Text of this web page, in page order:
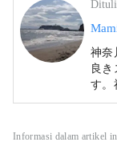
神奈
良
す。
とし
鑑賞
Informasi dalam artikel